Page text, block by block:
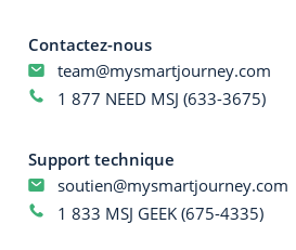
Contactez-nous
team@mysmartjourney.com
1 877 NEED MSJ (633-3675)
Support technique
soutien@mysmartjourney.com
1 833 MSJ GEEK (675-4335)